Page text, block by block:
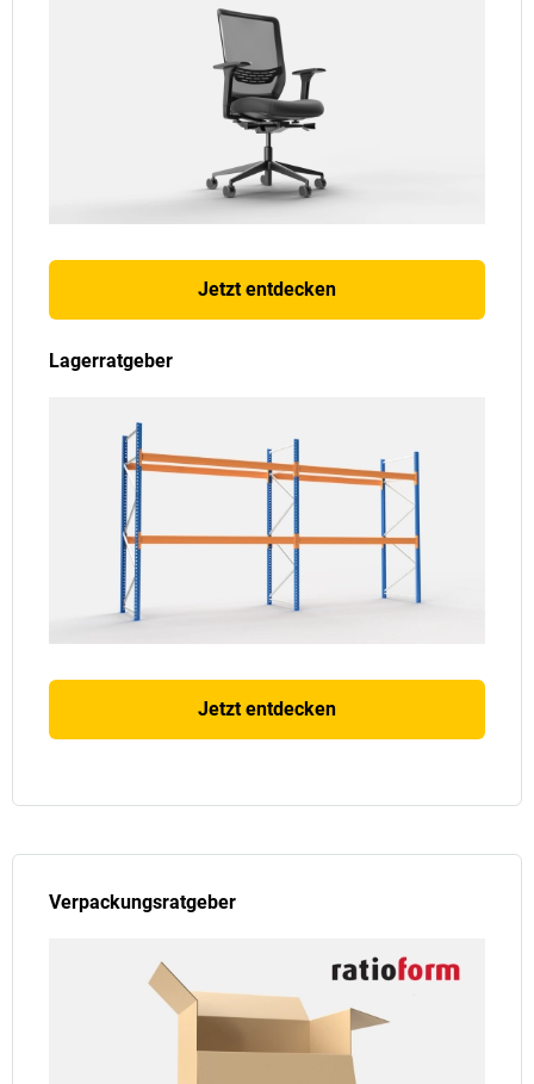
Jetzt entdecken
Lagerratgeber
Jetzt entdecken
Verpackungsratgeber